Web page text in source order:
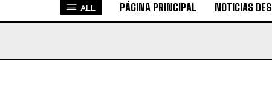
ALL PÁGINA PRINCIPAL NOTICIAS